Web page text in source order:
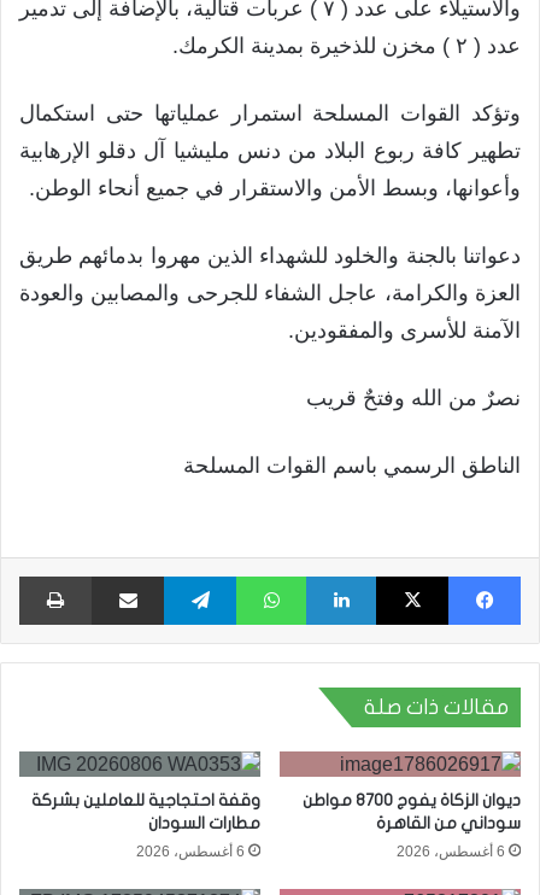
والاستيلاء على عدد ( ٧ ) عربات قتالية، بالإضافة إلى تدمير
عدد ( ٢ ) مخزن للذخيرة بمدينة الكرمك.
وتؤكد القوات المسلحة استمرار عملياتها حتى استكمال
تطهير كافة ربوع البلاد من دنس مليشيا آل دقلو الإرهابية
وأعوانها، وبسط الأمن والاستقرار في جميع أنحاء الوطن.
دعواتنا بالجنة والخلود للشهداء الذين مهروا بدمائهم طريق
العزة والكرامة، عاجل الشفاء للجرحى والمصابين والعودة
الآمنة للأسرى والمفقودين.
نصرٌ من الله وفتحٌ قريب
الناطق الرسمي باسم القوات المسلحة
فيسبوك X لينكدإن واتساب تيلقرام مشاركة عبر البريد
مقالات ذات صلة
ديوان الزكاة يفوج 8700 مواطن
سوداني من القاهرة
6 أغسطس، 2026
وقفة احتجاجية للعاملين بشركة
مطارات السودان
6 أغسطس، 2026